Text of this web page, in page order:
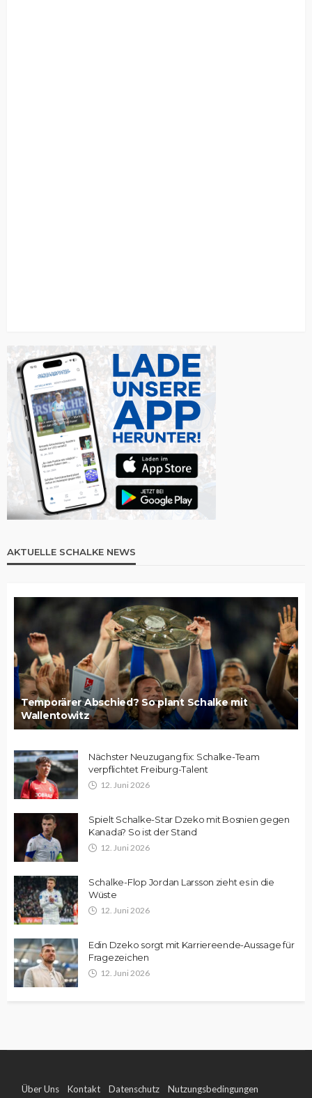
AKTUELLE SCHALKE NEWS
Temporärer Abschied? So plant Schalke mit
Wallentowitz
Nächster Neuzugang fix: Schalke-Team
verpflichtet Freiburg-Talent
12. Juni 2026
Spielt Schalke-Star Dzeko mit Bosnien gegen
Kanada? So ist der Stand
12. Juni 2026
Schalke-Flop Jordan Larsson zieht es in die
Wüste
12. Juni 2026
Edin Dzeko sorgt mit Karriereende-Aussage für
Fragezeichen
12. Juni 2026
Über Uns Kontakt Datenschutz Nutzungsbedingungen